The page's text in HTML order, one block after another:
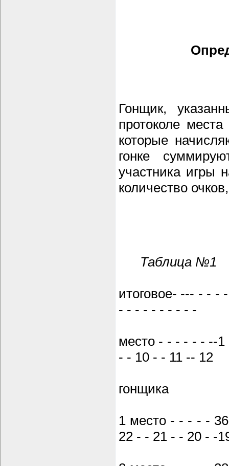
Гонщик,
протоколе
которые
гонке
участника игры
количество
Таблица №1
итоговое- --- - - -
- - - - - - - - - -
место - - - - - - --
- - 10 - - 11 -- 12
гонщика
1 место - - - - -
22 - - 21 - - 20 - -